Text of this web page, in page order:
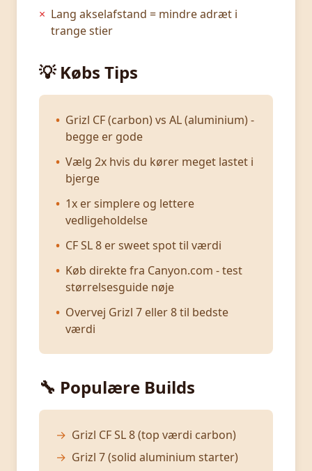
× Lang akselafstand = mindre adræt i
trange stier
💡 Købs Tips
• Grizl CF (carbon) vs AL (aluminium) -
begge er gode
• Vælg 2x hvis du kører meget lastet i
bjerge
• 1x er simplere og lettere
vedligeholdelse
• CF SL 8 er sweet spot til værdi
• Køb direkte fra Canyon.com - test
størrelsesguide nøje
• Overvej Grizl 7 eller 8 til bedste
værdi
🔧 Populære Builds
→ Grizl CF SL 8 (top værdi carbon)
→ Grizl 7 (solid aluminium starter)